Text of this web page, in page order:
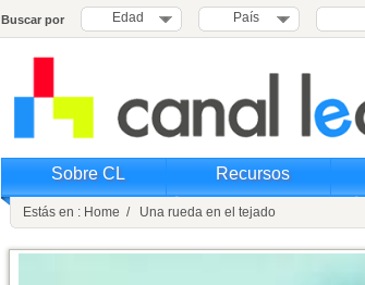
Buscar por Edad País
Sobre CL Recursos
Estás en : Home / Una rueda en el tejado